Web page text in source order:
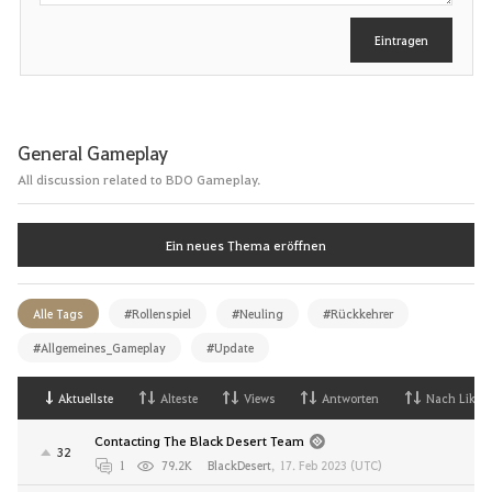
b
Eintragen
General Gameplay
All discussion related to BDO Gameplay.
Ein neues Thema eröffnen
Alle Tags #Rollenspiel #Neuling #Rückkehrer
#Allgemeines_Gameplay #Update
Aktuellste Alteste Views Antworten Nach Likes
32
Contacting The Black Desert Team
1 79.2K BlackDesert, 17. Feb 2023 (UTC)